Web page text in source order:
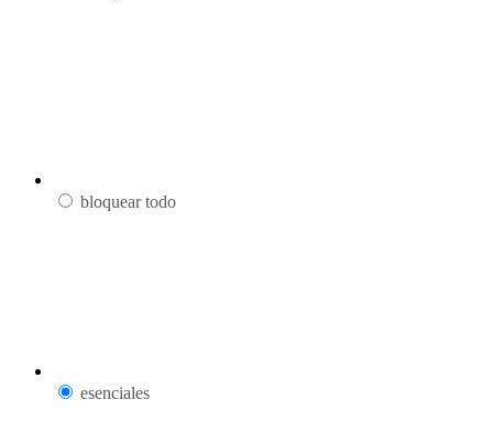
bloquear todo
esenciales